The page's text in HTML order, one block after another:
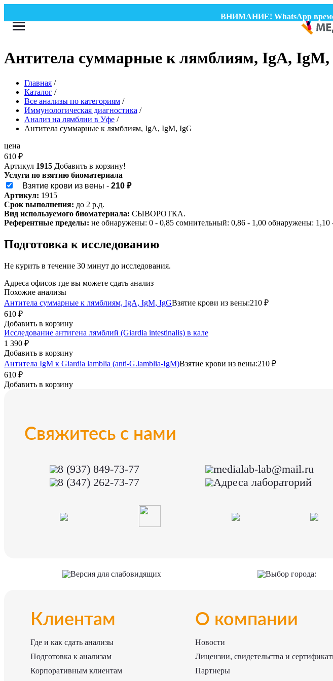
ВНИМАНИЕ! WhatsApp
Антитела суммарные к лямблиям, IgA, IgM,
Главная /
Каталог /
Все анализы по категориям /
Иммунологическая диагностика /
Анализ на лямблии в Уфе /
Антитела суммарные к лямблиям, IgA, IgM, IgG
цена
610 ₽
Артикул 1915 Добавить в корзину!
Услуги по взятию биоматериала
Взятие крови из вены - 210 ₽
Артикул: 1915
Срок выполнения: до 2 р.д.
Вид используемого биоматериала: СЫВОРОТКА.
Референтные пределы: не обнаружены: 0 - 0,85 сомнительный: 0,86 - 1,00 обнаружены: 1,10
Подготовка к исследованию
Не курить в течение 30 минут до исследования.
Адреса офисов где вы можете сдать анализ
Похожие анализы
Антитела суммарные к лямблиям, IgA, IgM, IgGВзятие крови из вены:210 ₽
610 ₽
Добавить в корзину
Исследование антигена лямблий (Giardia intestinalis) в кале
1 390 ₽
Добавить в корзину
Антитела IgM к Giardia lamblia (anti-G.lamblia-IgM)Взятие крови из вены:210 ₽
610 ₽
Добавить в корзину
Свяжитесь с нами
8 (937) 849-73-77
8 (347) 262-73-77
medialab-lab@mail.ru
Адреса лабораторий
Версия для слабовидящих Выбор города:
Клиентам
Где и как сдать анализы
Подготовка к анализам
Корпоративным клиентам
О компании
Новости
Лицензии, свидетельства и
Партнеры